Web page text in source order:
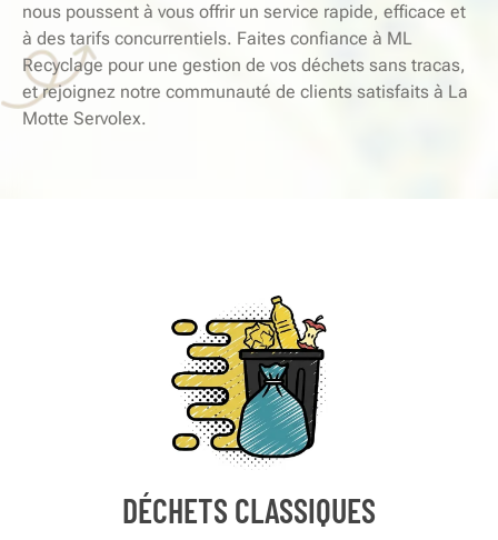
nous poussent à vous offrir un service rapide, efficace et
à des tarifs concurrentiels. Faites confiance à ML
Recyclage pour une gestion de vos déchets sans tracas,
et rejoignez notre communauté de clients satisfaits à La
Motte Servolex.
DÉCHETS CLASSIQUES